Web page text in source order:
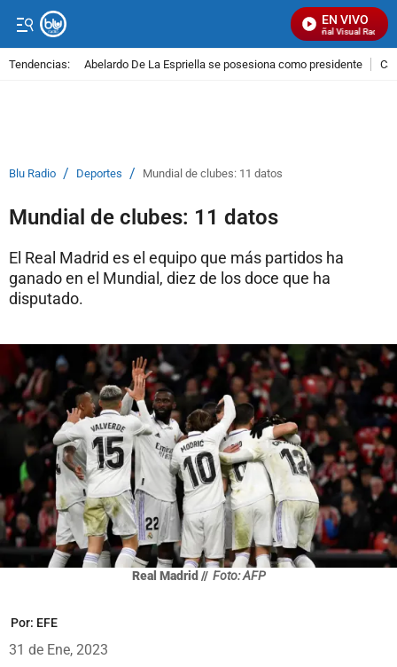
EN VIVO
Señal Visual Radio
Tendencias: Abelardo De La Espriella se posesiona como presidente
Blu Radio / Deportes / Mundial de clubes: 11 datos
Mundial de clubes: 11 datos
El Real Madrid es el equipo que más partidos ha
ganado en el Mundial, diez de los doce que ha
disputado.
Real Madrid // Foto: AFP
Por: EFE
31 de Ene, 2023